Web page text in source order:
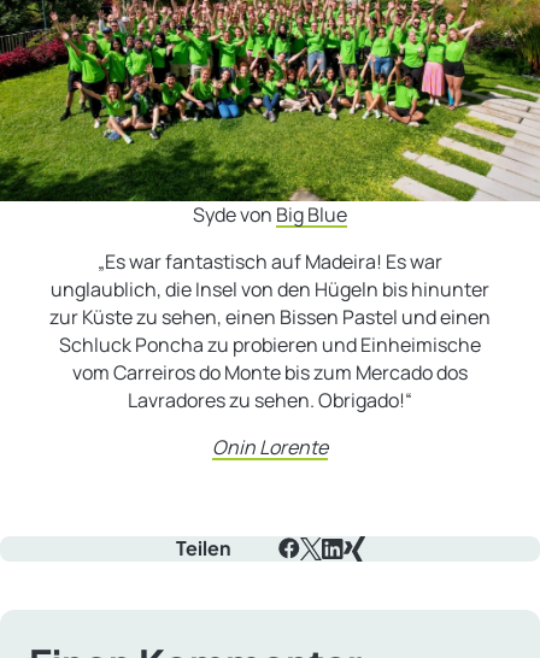
Syde von Big Blue
„Es war fantastisch auf Madeira! Es war
unglaublich, die Insel von den Hügeln bis hinunter
zur Küste zu sehen, einen Bissen Pastel und einen
Schluck Poncha zu probieren und Einheimische
vom Carreiros do Monte bis zum Mercado dos
Lavradores zu sehen. Obrigado!“
Onin Lorente
Teilen